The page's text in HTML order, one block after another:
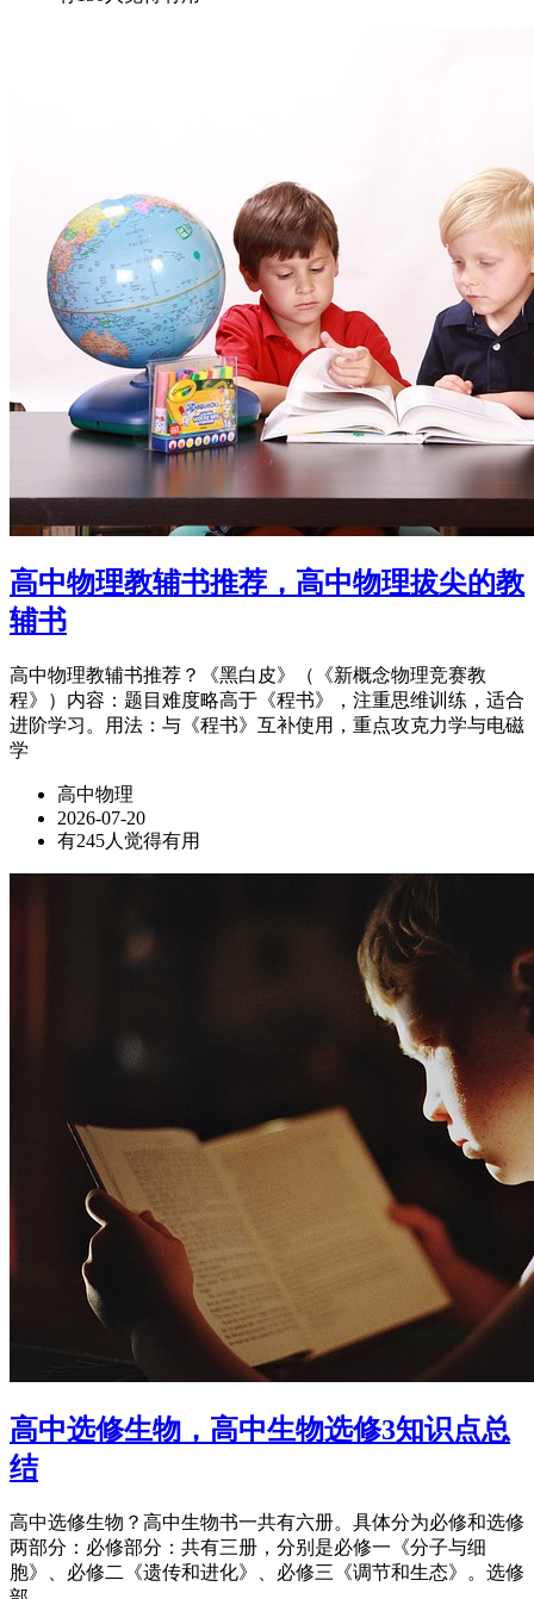
高中物理教辅书推荐，高中物理拔尖的教
辅书
高中物理教辅书推荐？《黑白皮》（《新概念物理竞赛教
程》）内容：题目难度略高于《程书》，注重思维训练，适合
进阶学习。用法：与《程书》互补使用，重点攻克力学与电磁
学
高中物理
2026-07-20
有245人觉得有用
高中选修生物，高中生物选修3知识点总
结
高中选修生物？高中生物书一共有六册。具体分为必修和选修
两部分：必修部分：共有三册，分别是必修一《分子与细
胞》、必修二《遗传和进化》、必修三《调节和生态》。选修